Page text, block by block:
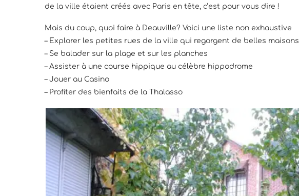
de la ville étaient créés avec Paris en tête, c’est pour vous dire !
Mais du coup, quoi faire à Deauville? Voici une liste non exhaustive
– Explorer les petites rues de la ville qui regorgent de belles maisons
– Se balader sur la plage et sur les planches
– Assister à une course hippique au célèbre hippodrome
– Jouer au Casino
– Profiter des bienfaits de la Thalasso